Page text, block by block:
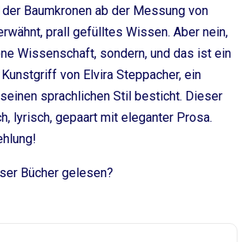
Baumkronen ab der Messung von
prall gefülltes Wissen. Aber nein,
Wissenschaft, sondern, und das ist ein
von Elvira Steppacher, ein
sprachlichen Stil besticht. Dieser
lyrisch, gepaart mit eleganter Prosa.
Bücher gelesen?